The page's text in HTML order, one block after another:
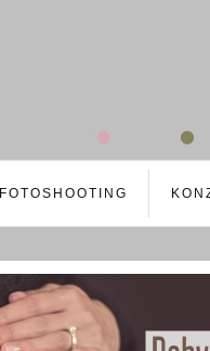
FOTOSHOOTING